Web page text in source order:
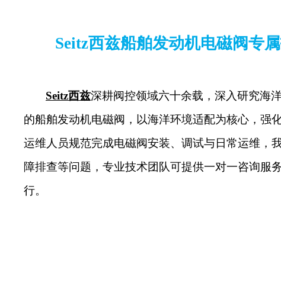
Seitz西兹船舶发动机电磁阀专
Seitz西兹深耕阀控领域六十余载，深入研究海
的船舶发动机电磁阀，以海洋环境适配为核心，强
运维人员规范完成电磁阀安装、调试与日常运维，
障排查等问题，专业技术团队可提供一对一咨询服
行。